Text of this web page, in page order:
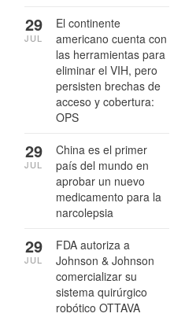
El continente
americano cuenta con
las herramientas para
eliminar el VIH, pero
persisten brechas de
acceso y cobertura:
OPS
29
JUL
China es el primer
país del mundo en
aprobar un nuevo
medicamento para la
narcolepsia
29
JUL
FDA autoriza a
Johnson & Johnson
comercializar su
sistema quirúrgico
robótico OTTAVA
29
JUL